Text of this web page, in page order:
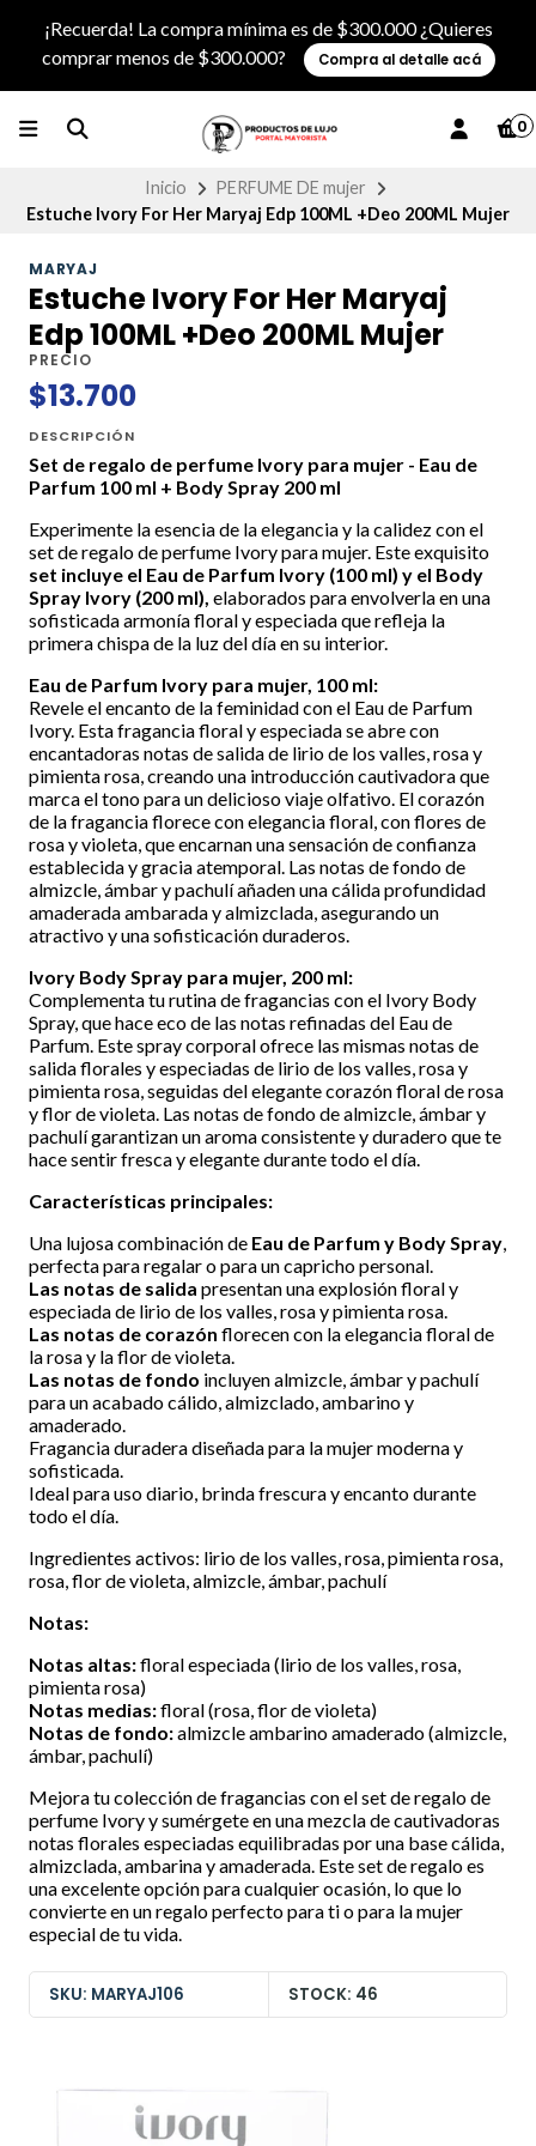
¡Recuerda! La compra mínima es de $300.000 ¿Quieres
comprar menos de $300.000?
Compra al detalle acá
0
Inicio
PERFUME DE mujer
Estuche Ivory For Her Maryaj Edp 100ML +Deo 200ML Mujer
MARYAJ
Estuche Ivory For Her Maryaj
Edp 100ML +Deo 200ML Mujer
PRECIO
$13.700
DESCRIPCIÓN
Set de regalo de perfume Ivory para mujer - Eau de
Parfum 100 ml + Body Spray 200 ml
Experimente la esencia de la elegancia y la calidez con el
set de regalo de perfume Ivory para mujer. Este exquisito
set incluye el Eau de Parfum Ivory (100 ml) y el Body
Spray Ivory (200 ml), elaborados para envolverla en una
sofisticada armonía floral y especiada que refleja la
primera chispa de la luz del día en su interior.
Eau de Parfum Ivory para mujer, 100 ml:
Revele el encanto de la feminidad con el Eau de Parfum
Ivory. Esta fragancia floral y especiada se abre con
encantadoras notas de salida de lirio de los valles, rosa y
pimienta rosa, creando una introducción cautivadora que
marca el tono para un delicioso viaje olfativo. El corazón
de la fragancia florece con elegancia floral, con flores de
rosa y violeta, que encarnan una sensación de confianza
establecida y gracia atemporal. Las notas de fondo de
almizcle, ámbar y pachulí añaden una cálida profundidad
amaderada ambarada y almizclada, asegurando un
atractivo y una sofisticación duraderos.
Ivory Body Spray para mujer, 200 ml:
Complementa tu rutina de fragancias con el Ivory Body
Spray, que hace eco de las notas refinadas del Eau de
Parfum. Este spray corporal ofrece las mismas notas de
salida florales y especiadas de lirio de los valles, rosa y
pimienta rosa, seguidas del elegante corazón floral de rosa
y flor de violeta. Las notas de fondo de almizcle, ámbar y
pachulí garantizan un aroma consistente y duradero que te
hace sentir fresca y elegante durante todo el día.
Características principales:
Una lujosa combinación de Eau de Parfum y Body Spray,
perfecta para regalar o para un capricho personal.
Las notas de salida presentan una explosión floral y
especiada de lirio de los valles, rosa y pimienta rosa.
Las notas de corazón florecen con la elegancia floral de
la rosa y la flor de violeta.
Las notas de fondo incluyen almizcle, ámbar y pachulí
para un acabado cálido, almizclado, ambarino y
amaderado.
Fragancia duradera diseñada para la mujer moderna y
sofisticada.
Ideal para uso diario, brinda frescura y encanto durante
todo el día.
Ingredientes activos: lirio de los valles, rosa, pimienta rosa,
rosa, flor de violeta, almizcle, ámbar, pachulí
Notas:
Notas altas:floral especiada (lirio de los valles, rosa,
pimienta rosa)
Notas medias:floral (rosa, flor de violeta)
Notas de fondo:almizcle ambarino amaderado (almizcle,
ámbar, pachulí)
Mejora tu colección de fragancias con el set de regalo de
perfume Ivory y sumérgete en una mezcla de cautivadoras
notas florales especiadas equilibradas por una base cálida,
almizclada, ambarina y amaderada. Este set de regalo es
una excelente opción para cualquier ocasión, lo que lo
convierte en un regalo perfecto para ti o para la mujer
especial de tu vida.
SKU: MARYAJ106 STOCK: 46